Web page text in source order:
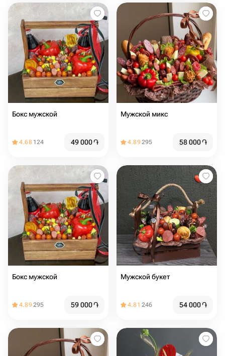
Бокс мужской
4.68 124 49 000֏
Мужской микс
4.89295 58 000֏
Бокс мужской
4.89295 59 000֏
Мужской букет
4.81 246 54 000֏